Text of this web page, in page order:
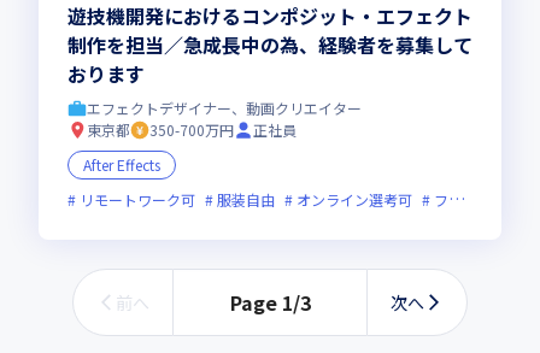
遊技機開発におけるコンポジット・エフェクト
制作を担当／急成長中の為、経験者を募集して
おります
エフェクトデザイナー、動画クリエイター
東京都
350-700万円
正社員
After Effects
リモートワーク可
服装自由 オンライン選考可 フレックス制度あり
前へ Page 1/3 次へ